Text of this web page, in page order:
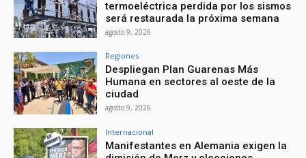
termoeléctrica perdida por los sismos
será restaurada la próxima semana
agosto 9, 2026
Regiones
Despliegan Plan Guarenas Más
Humana en sectores al oeste de la
ciudad
agosto 9, 2026
Internacional
Manifestantes en Alemania exigen la